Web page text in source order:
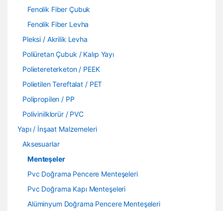
Fenolik Fiber Çubuk
Fenolik Fiber Levha
Pleksi / Akrilik Levha
Poliüretan Çubuk / Kalıp Yayı
Polietereterketon / PEEK
Polietilen Tereftalat / PET
Polipropilen / PP
Polivinilklorür / PVC
Yapı / İnşaat Malzemeleri
Aksesuarlar
Menteşeler
Pvc Doğrama Pencere Menteşeleri
Pvc Doğrama Kapı Menteşeleri
Alüminyum Doğrama Pencere Menteşeleri